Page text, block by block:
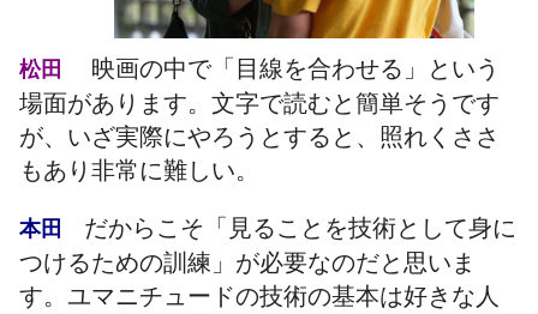
松田
映画の中で「目線を合わせる」という
場面があります。文字で読むと簡単そうです
が、いざ実際にやろうとすると、照れくささ
もあり非常に難しい。
本田 だからこそ「見ることを技術として身に
つけるための訓練」が必要なのだと思いま
す。ユマニチュードの技術の基本は好きな人